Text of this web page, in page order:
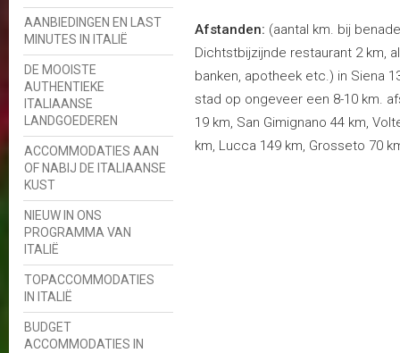
AANBIEDINGEN EN LAST
MINUTES IN ITALIË
DE MOOISTE
AUTHENTIEKE
ITALIAANSE
LANDGOEDEREN
ACCOMMODATIES AAN
OF NABIJ DE ITALIAANSE
KUST
NIEUW IN ONS
PROGRAMMA VAN
ITALIË
TOPACCOMMODATIES
IN ITALIË
BUDGET
ACCOMMODATIES IN
Afstanden: (aantal km. bij
Dichtstbijzijnde restaurant 2 km,
banken, apotheek etc.) in Siena
stad op ongeveer een 8-10 km.
19 km, San Gimignano 44 km,
km, Lucca 149 km, Grosseto 70